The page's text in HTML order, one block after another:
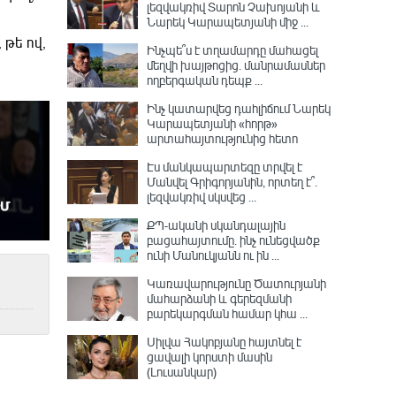
թե ով,
լեզվակռիվ Տարոն Չախոյանի և
Նարեկ Կարապետյանի միջ ...
Ինչպե՞ս է տղամարդը մահացել
մեղվի խայթոցից. մանրամասներ
ողբերգական դեպք ...
Ինչ կատարվեց դահլիճում Նարեկ
Կարապետյանի «հորթ»
արտահայտությունից հետո
Էս մանկապարտեզը տրվել է
Մանվել Գրիգորյանին, որտեղ է՞․
լեզվակռիվ սկսվեց ...
ՔՊ-ականի սկանդալային
բացահայտումը․ ինչ ունեցվածք
ունի Մանուկյանն ու ին ...
Կառավարությունը Ծատուրյանի
մահարձանի և գերեզմանի
բարեկարգման համար կհա ...
Սիլվա Հակոբյանը հայտնել է
ցավալի կորստի մասին
(Լուսանկար)